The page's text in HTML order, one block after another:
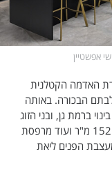
הכל
למתקדמים
ביום
אפשטיין
האדמה הקטלנית
צעירה לבתם הבכורה. באותה
ברמת גן, ובני הזוג
החליטו לרכוש בו את הדירה העליונה, ששטחה 152 מ"ר ועוד מרפסת
מעצבת הפנים ליאת